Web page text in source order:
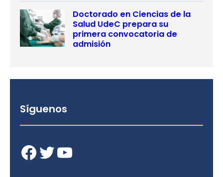
Doctorado en Ciencias de la
Salud UdeC prepara su
primera convocatoria de
admisión
Síguenos
Facebook Twitter YouTube